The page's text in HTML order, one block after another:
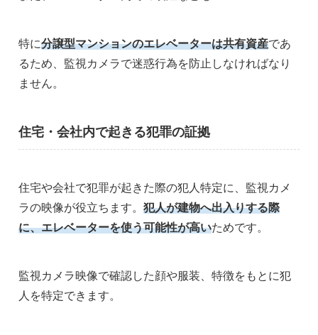
特に分譲型マンションのエレベーターは共有資産であ
るため、監視カメラで迷惑行為を防止しなければなり
ません。
住宅・会社内で起きる犯罪の証拠
住宅や会社で犯罪が起きた際の犯人特定に、監視カメ
ラの映像が役立ちます。犯人が建物へ出入りする際
に、エレベーターを使う可能性が高いためです。
監視カメラ映像で確認した顔や服装、特徴をもとに犯
人を特定できます。